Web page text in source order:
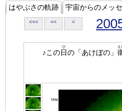
はやぶさの軌跡 宇宙からのメッ
<<< << <
♪この日
ひ
の「あけぼの」
え